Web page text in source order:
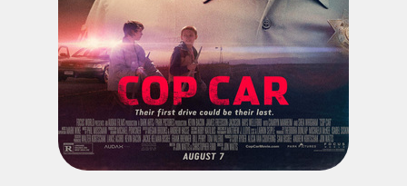
FilmesNoCinema.com.bré o maior localizador de filmes e
sessões de cinema no Brasil. Através dele, você pode
encontrar os filmes no cinema mais próximos a você ou a
qualquer cidade em território brasileiro. Você pode também
acessar informações sobre cinemas, horários, assistir aos